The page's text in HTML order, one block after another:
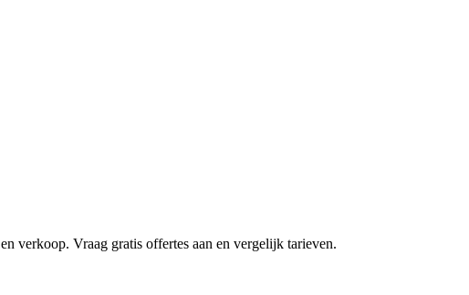
verkoop. Vraag gratis offertes aan en vergelijk tarieven.